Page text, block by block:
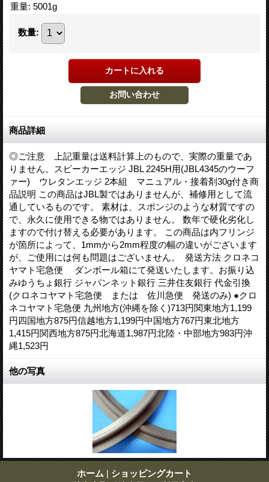
重量: 5001g
数量:
商品詳細
◎ご注意 上記重量は送料計算上のもので、実際の重量であ
りません。スピーカーエッジ JBL 2245H用(JBL4345のウーフ
ァー) ウレタンエッジ 2本組 マニュアル・接着剤30g付き商
品説明 この商品はJBL製ではありませんが、補修用として流
通しているものです。 素材は、スポンジのような材質ですの
で、永久に使用できる物ではありません。 数年で硬化劣化し
ますので付け替える必要があります。 この商品は内フリンジ
が箇所によって、1mmから2mm程度の幅の違いがございます
が、ご使用には何も問題はございません。 発送方法 クロネコ
ヤマト宅急便 ダンボール箱にて発送いたします。お振り込
みゆうちょ銀行 ジャパンネット銀行 三井住友銀行 代金引換
(クロネコヤマト宅急便 または 佐川急便 発送のみ) ●クロ
ネコヤマト宅急便 九州地方(沖縄を除く)713円関東地方1,199
円四国地方875円信越地方1,199円中国地方767円東北地方
1,415円関西地方875円北海道1,987円北陸・中部地方983円沖
縄1,523円
他の写真
ホーム | ショッピングカート